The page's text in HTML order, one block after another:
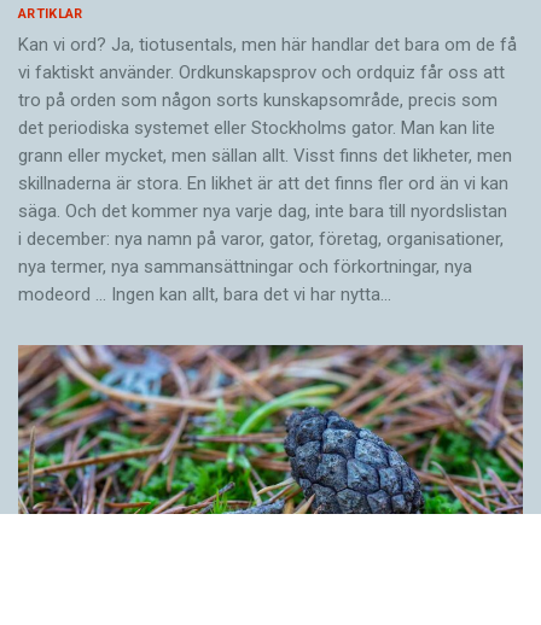
ARTIKLAR
Kan vi ord? Ja, tiotusentals, men här handlar det bara om de få
vi faktiskt använder. Ordkunskapsprov och ordquiz får oss att
tro på orden som någon sorts kunskapsområde, precis som
det periodiska systemet eller Stockholms gator. Man kan lite
grann eller mycket, men sällan allt. Visst finns det likheter, men
skillnaderna är stora. En likhet är att det finns fler ord än vi kan
säga. Och det kommer nya varje dag, inte bara till nyordslistan
i december: nya namn på varor, gator, företag, organisationer,
nya termer, nya samman­sättningar och förkortningar, nya
modeord … Ingen kan allt, bara det vi har nytta…